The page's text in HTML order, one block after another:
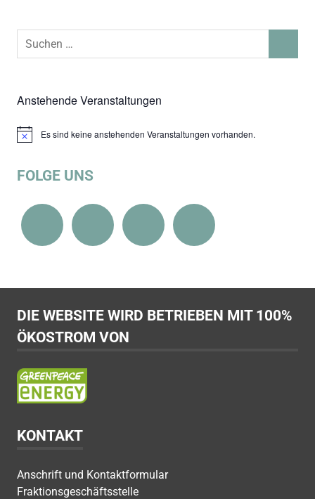
Suchen
Anstehende Veranstaltungen
HinweisEs sind keine anstehenden Veranstaltungen vorhanden.
FOLGE UNS
DIE WEBSITE WIRD BETRIEBEN MIT 100%
ÖKOSTROM VON
KONTAKT
Anschrift und Kontaktformular
Fraktionsgeschäftsstelle